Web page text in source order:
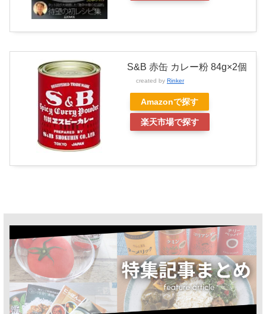
S&B 赤缶 カレー粉 84g×2個
created by Rinker
Amazonで探す
楽天市場で探す